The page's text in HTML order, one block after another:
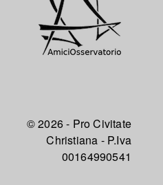
© 2026 - Pro Civitate
Christiana - P.Iva
00164990541